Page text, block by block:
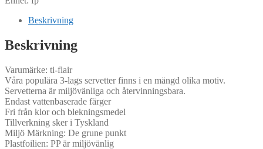
Beskrivning
Beskrivning
Varumärke: ti-flair
Våra populära 3-lags servetter finns i en mängd olika motiv.
Servetterna är miljövänliga och återvinningsbara.
Endast vattenbaserade färger
Fri från klor och blekningsmedel
Tillverkning sker i Tyskland
Miljö Märkning: De grune punkt
Plastfoilien: PP är miljövänlig